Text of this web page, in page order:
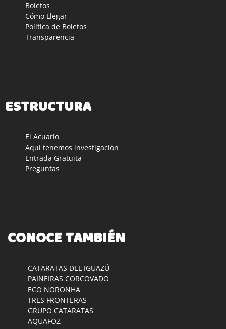
Boletos
Cómo Llegar
Política de Boletos
Transparencia
ESTRUCTURA
El Acuario
Aquí tenemos investigación
Entrada Gratuita
Preguntas
CONOCE TAMBIÉN
CATARATAS DEL IGUAZÚ
PAINEIRAS CORCOVADO
ECO NORONHA
TRES FRONTERAS
GRUPO CATARATAS
AQUAFOZ